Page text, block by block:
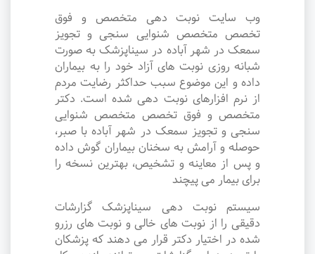
وب سایت نوبت دهی متخصص و فوق
تخصص متخصص شنوایی سنجی و تجویز
سمعک در شهر آباده در سیناپزشک به صورت
شبانه روزی نوبت های آزاد خود را به بیماران
داده و این موضوع سبب حداکثر رضایت مردم
از نرم افزارهای نوبت دهی شده است. دکتر
متخصص و فوق تخصص متخصص شنوایی
سنجی و تجویز سمعک در شهر آباده با صبر،
حوصله و آرامش به سخنان بیماران گوش داده
و پس از معاینه و تشخیص، بهترین نسخه را
برای بیمار می پیچند
سیستم نوبت دهی سیناپزشک گزارشات
دقیقی را از نوبت های خالی و نوبت های رزرو
شده در اختیار دکتر قرار می دهند که پزشکان